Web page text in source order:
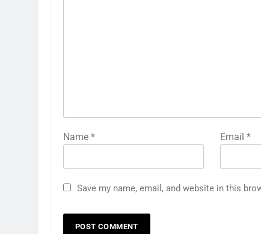
Name * Email *
Save my name, email, and website in this